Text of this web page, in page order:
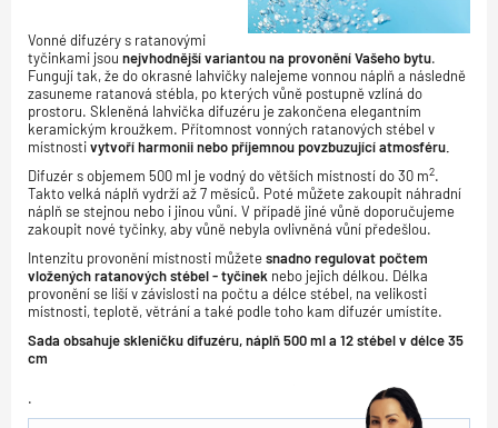
Vonné difuzéry s ratanovými
tyčinkami jsou nejvhodnější variantou na provonění Vašeho bytu.
Fungují tak, že do okrasné lahvičky nalejeme vonnou náplň a následně
zasuneme ratanová stébla, po kterých vůně postupně vzlíná do
prostoru. Skleněná lahvička difuzéru je zakončena elegantním
keramickým kroužkem. Přítomnost vonných ratanových stébel v
místnostivytvoří harmonii nebo příjemnou povzbuzující atmosféru.
Difuzér s objemem 500 ml je vodný do větších místností do 30 m2.
Takto velká náplň vydrží až 7 měsíců. Poté můžete zakoupit náhradní
náplň se stejnou nebo i jinou vůní. V případě jiné vůně doporučujeme
zakoupit nové tyčinky, aby vůně nebyla ovlivněná vůní předešlou.
Intenzitu provonění místnosti můžetesnadno regulovat počtem
vložených ratanových stébel - tyčinek nebo jejich délkou. Délka
provonění se liší v závislosti na počtu a délce stébel, na velikosti
místnosti, teplotě, větrání a také podle toho kam difuzér umístíte.
Sada obsahuje skleničku difuzéru, náplň 500 ml a 12 stébel v délce 35
cm
.